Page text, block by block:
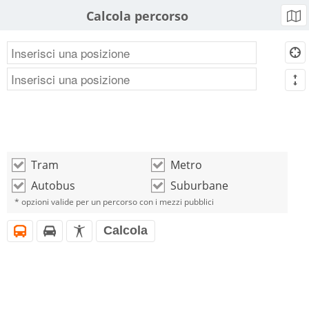
Calcola percorso b
d
m
o Tram o Metro
o Autobus o Suburbane
* opzioni valide per un percorso con i mezzi pubblici
i h l Calcola